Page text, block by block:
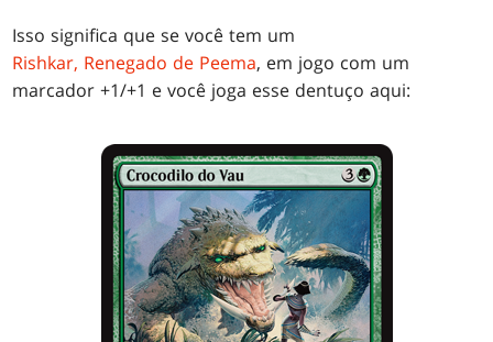
Isso significa que se você tem um
Rishkar, Renegado de Peema, em jogo com um
marcador +1/+1 e você joga esse dentuço aqui: